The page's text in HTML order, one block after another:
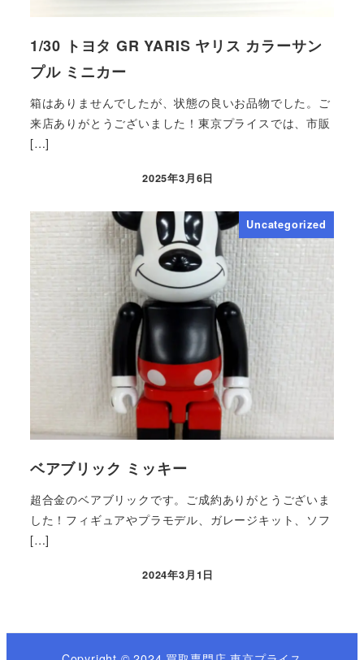
1/30 トヨタ GR YARIS ヤリス カラーサン
プル ミニカー
箱はありませんでしたが、状態の良いお品物でした。ご
来店ありがとうございました！東京プライスでは、市販
[…]
2025年3月6日
Uncategorized
ベアブリック ミッキー
超合金のベアブリックです。ご成約ありがとうございま
した！フィギュアやプラモデル、ガレージキット、ソフ
[…]
2024年3月1日